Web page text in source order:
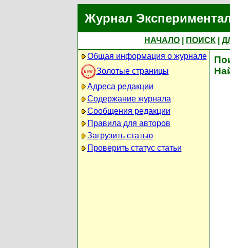
Журнал
НАЧАЛО ПОИСК
Общая информация о журнале
Золотые страницы
Адреса редакции
Содержание журнала
Сообщения редакции
Правила для авторов
Загрузить статью
Проверить статус статьи